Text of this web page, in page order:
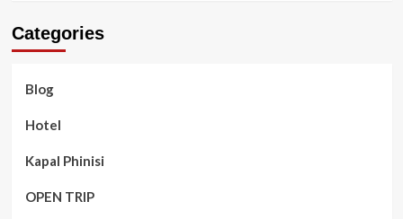
Categories
Blog
Hotel
Kapal Phinisi
OPEN TRIP